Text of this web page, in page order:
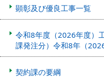
顕彰及び優良工事一覧
令和8年度（2026年度）
課発注分）令和8年（
契約課の要綱